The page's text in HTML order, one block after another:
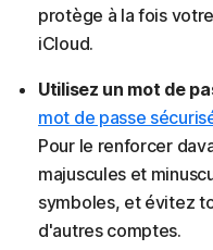
protège à la fois
iCloud.
Utilisez un mot de
mot de passe
Pour le renforcer
majuscules et
symboles, et évitez
d'autres comptes.